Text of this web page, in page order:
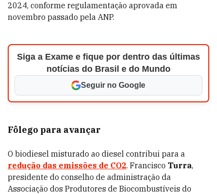
2024, conforme regulamentação aprovada em
novembro passado pela ANP.
Siga a Exame e fique por dentro das últimas
notícias do Brasil e do Mundo
Seguir no Google
Fôlego para avançar
O biodiesel misturado ao diesel contribui para a
redução das emissões de CO2. Francisco Turra,
presidente do conselho de administração da
Associação dos Produtores de Biocombustíveis do